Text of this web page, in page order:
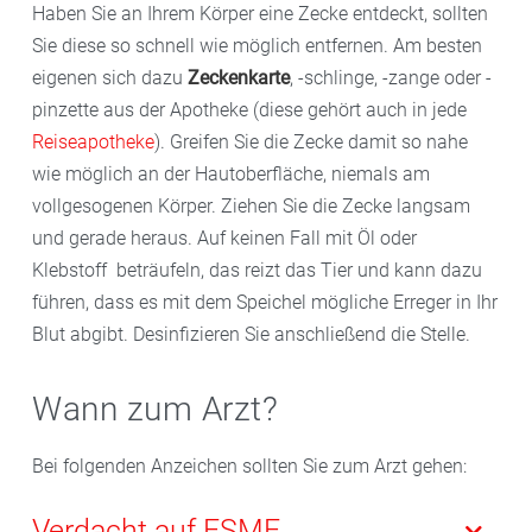
Haben Sie an Ihrem Körper eine Zecke entdeckt, sollten
Sie diese so schnell wie möglich entfernen. Am besten
eigenen sich dazu Zeckenkarte, -schlinge, -zange oder -
pinzette aus der Apotheke (diese gehört auch in jede
Reiseapotheke). Greifen Sie die Zecke damit so nahe
wie möglich an der Hautoberfläche, niemals am
vollgesogenen Körper. Ziehen Sie die Zecke langsam
und gerade heraus. Auf keinen Fall mit Öl oder
Klebstoff beträufeln, das reizt das Tier und kann dazu
führen, dass es mit dem Speichel mögliche Erreger in Ihr
Blut abgibt. Desinfizieren Sie anschließend die Stelle.
Wann zum Arzt?
Bei folgenden Anzeichen sollten Sie zum Arzt gehen: